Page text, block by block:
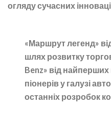
огляду сучасних
«Маршрут легенд»
шлях розвитку
Benz» від
піонерів у галузі
останніх розробок